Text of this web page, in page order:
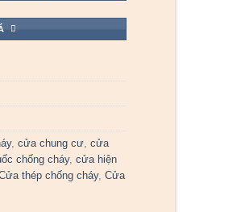
,cửa chung cư,cửa
chống cháy,cửa hiện
thép chống cháy,Cửa